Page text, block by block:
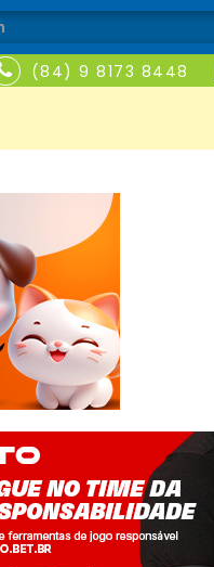
(84) 9 8173 8448